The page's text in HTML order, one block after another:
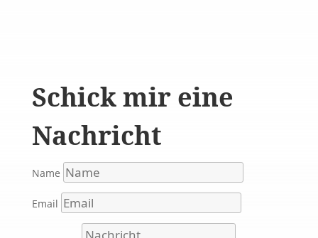
Schick mir eine
Nachricht
Name
Email